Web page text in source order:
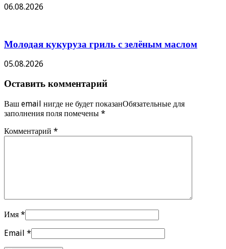
06.08.2026
Молодая кукуруза гриль с зелёным маслом
05.08.2026
Оставить комментарий
Ваш email нигде не будет показанОбязательные для
заполнения поля помечены *
Комментарий *
Имя *
Email *